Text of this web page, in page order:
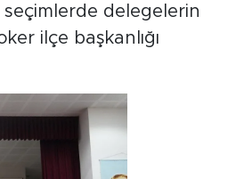
delegelerin
ilçe başkanlığı